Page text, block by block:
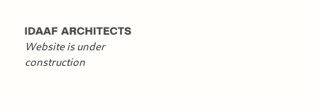
Website is under
construction